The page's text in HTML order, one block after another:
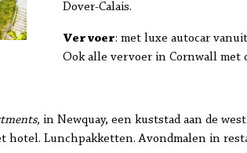
Dover-Calais.
Vervoer: met luxe autocar
Ook alle vervoer in Cornwall met
in Newquay, een kuststad aan de
Lunchpakketten. Avondmalen in